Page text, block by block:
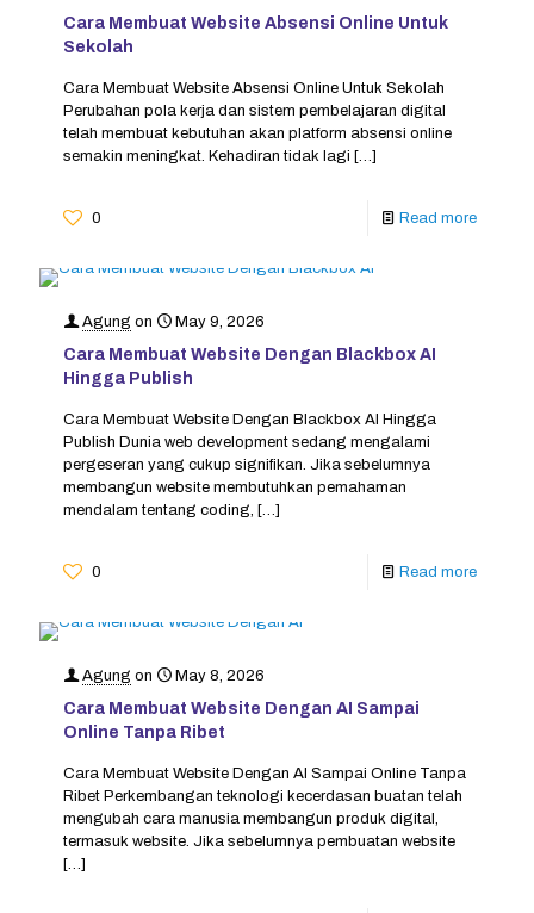
Cara Membuat Website Absensi Online Untuk
Sekolah
Cara Membuat Website Absensi Online Untuk Sekolah
Perubahan pola kerja dan sistem pembelajaran digital
telah membuat kebutuhan akan platform absensi online
semakin meningkat. Kehadiran tidak lagi […]
0 Read more
Agung on May 9, 2026
Cara Membuat Website Dengan Blackbox AI
Hingga Publish
Cara Membuat Website Dengan Blackbox AI Hingga
Publish Dunia web development sedang mengalami
pergeseran yang cukup signifikan. Jika sebelumnya
membangun website membutuhkan pemahaman
mendalam tentang coding, […]
0 Read more
Agung on May 8, 2026
Cara Membuat Website Dengan AI Sampai
Online Tanpa Ribet
Cara Membuat Website Dengan AI Sampai Online Tanpa
Ribet Perkembangan teknologi kecerdasan buatan telah
mengubah cara manusia membangun produk digital,
termasuk website. Jika sebelumnya pembuatan website
[…]